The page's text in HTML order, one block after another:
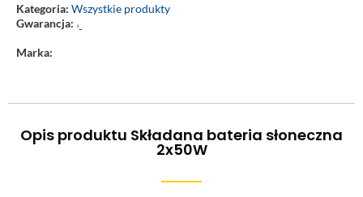
Kategoria: Wszystkie produkty
Gwarancja: ‘-
Marka:
Opis produktu Składana bateria słoneczna
2x50W